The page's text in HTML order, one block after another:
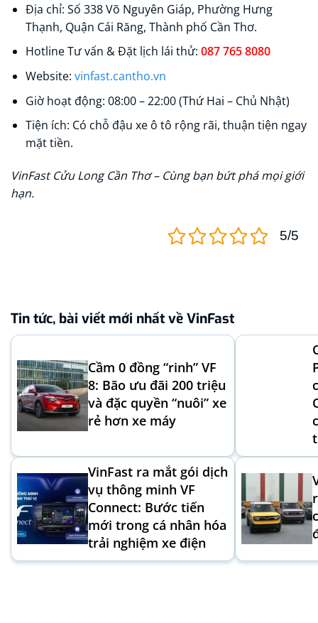
Địa chỉ: Số 338 Võ Nguyên Giáp, Phường Hưng
Thạnh, Quận Cái Răng, Thành phố Cần Thơ.
Hotline Tư vấn & Đặt lịch lái thử: 087 765 8080
Website: vinfast.cantho.vn
Giờ hoạt động: 08:00 – 22:00 (Thứ Hai – Chủ Nhật)
Tiện ích: Có chỗ đậu xe ô tô rộng rãi, thuận tiện ngay
mặt tiền.
VinFast Cửu Long Cần Thơ – Cùng bạn bứt phá mọi giới
hạn.
5/5
Tin tức, bài viết mới nhất về VinFast
Cầm 0 đồng “rinh” VF
8: Bão ưu đãi 200 triệu
và đặc quyền “nuôi” xe
rẻ hơn xe máy
VinFast ra mắt gói dịch
vụ thông minh VF
Connect: Bước tiến
mới trong cá nhân hóa
trải nghiệm xe điện